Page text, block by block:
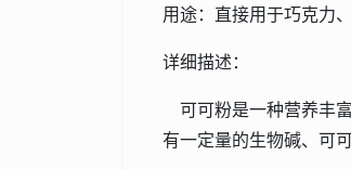
用途：直接用于巧克力
详细描述：
可可粉是一种营养丰
有一定量的生物碱、可